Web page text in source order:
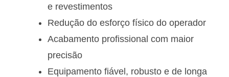
e revestimentos
Redução do esforço físico do operador
Acabamento profissional com maior
precisão
Equipamento fiável, robusto e de longa